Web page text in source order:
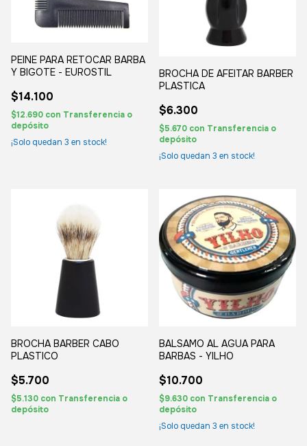
PEINE PARA RETOCAR BARBA
Y BIGOTE - EUROSTIL
$14.100
$12.690 con Transferencia o
depósito
¡Solo quedan 3 en stock!
BROCHA DE AFEITAR BARBER
PLASTICA
$6.300
$5.670 con Transferencia o
depósito
¡Solo quedan 3 en stock!
BROCHA BARBER CABO
PLASTICO
$5.700
$5.130 con Transferencia o
depósito
BALSAMO AL AGUA PARA
BARBAS - YILHO
$10.700
$9.630 con Transferencia o
depósito
¡Solo quedan 3 en stock!